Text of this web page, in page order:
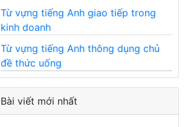
Từ vựng tiếng Anh giao tiếp trong
kinh doanh
Từ vựng tiếng Anh thông dụng chủ
đề thức uống
Bài viết mới nhất